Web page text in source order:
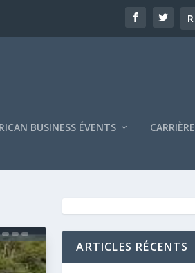
BUSINESS ÉVENTS CARRIÈRE
ARTICLES RÉCENTS